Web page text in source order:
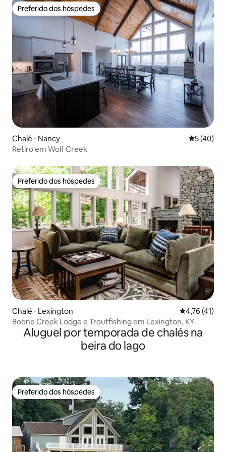
Preferido dos hóspedes
Preferido dos hóspedes
Chalé ⋅ Nancy 5 de uma
5 (40)
Retiro em Wolf Creek
Preferido dos hóspedes
Preferido dos hóspedes
Chalé ⋅ Lexington 4,76 de uma
4,76 (41)
Boone Creek Lodge e Troutfishing em Lexington, KY
Aluguel por temporada de chalés na
beira do lago
Preferido dos hóspedes
Preferido dos hóspedes